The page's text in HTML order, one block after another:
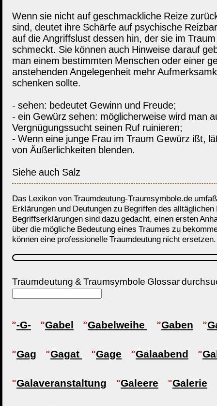
Wenn sie nicht auf geschmackliche Reize
sind, deutet ihre Schärfe auf psychische
auf die Angriffslust dessen hin, der sie im Traum
schmeckt. Sie können auch Hinweise darauf
man einem bestimmten Menschen oder einer
anstehenden Angelegenheit mehr
schenken sollte.
- sehen: bedeutet Gewinn und Freude;
- ein Gewürz sehen: möglicherweise wird man
Vergnügungssucht seinen Ruf ruinieren;
- Wenn eine junge Frau im Traum Gewürz ißt,
von Äußerlichkeiten blenden.
Siehe auch Salz
Das Lexikon von Traumdeutung-Traumsymbole.de
Erklärungen und Deutungen zu Begriffen des alltäglichen
Begriffserklärungen sind dazu gedacht, einen ersten
über die mögliche Bedeutung eines Traumes zu
können eine professionelle Traumdeutung nicht ersetzen.
Traumdeutung & Traumsymbole Glossar
-G- Gabel Gabelweihe Gaben
Gag Gagat Gage Galaabend
Galaveranstaltung Galeere Galerie